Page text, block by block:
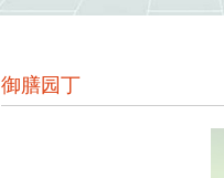
御膳园丁